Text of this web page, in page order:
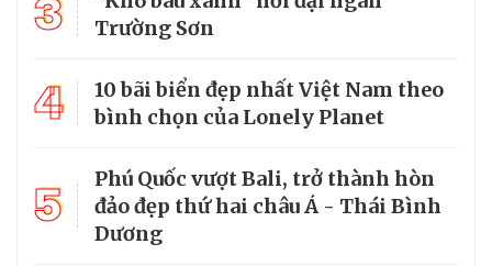
3
Trường Sơn
4
10 bãi biển đẹp nhất Việt Nam theo
bình chọn của Lonely Planet
5
Phú Quốc vượt Bali, trở thành hòn
đảo đẹp thứ hai châu Á - Thái Bình
Dương